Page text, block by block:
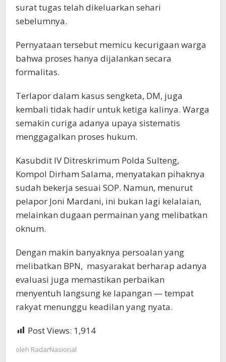
surat tugas telah dikeluarkan sehari
sebelumnya.
Pernyataan tersebut memicu kecurigaan warga
bahwa proses hanya dijalankan secara
formalitas.
Terlapor dalam kasus sengketa, DM, juga
kembali tidak hadir untuk ketiga kalinya. Warga
semakin curiga adanya upaya sistematis
menggagalkan proses hukum.
Kasubdit IV Ditreskrimum Polda Sulteng,
Kompol Dirham Salama, menyatakan pihaknya
sudah bekerja sesuai SOP. Namun, menurut
pelapor Joni Mardani, ini bukan lagi kelalaian,
melainkan dugaan permainan yang melibatkan
oknum.
Dengan makin banyaknya persoalan yang
melibatkan BPN, masyarakat berharap adanya
evaluasi juga memastikan perbaikan
menyentuh langsung ke lapangan — tempat
rakyat menunggu keadilan yang nyata.
Post Views: 1,914
oleh RadarNasional